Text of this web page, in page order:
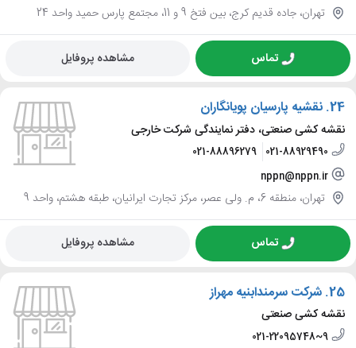
تهران، جاده قدیم کرج، بین فتخ 9 و 11، مجتمع پارس حمید واحد 24
تماس مشاهده پروفایل
24. نقشیه پارسیان پویانگاران
نقشه کشی صنعتی، دفتر نمایندگی شرکت خارجی
021-88929490
021-88896279
nppn@nppn.ir
تهران، منطقه 6، م. ولی عصر، مرکز تجارت ایرانیان، طبقه هشتم، واحد 9
تماس مشاهده پروفایل
25. شرکت سرمندابنیه مهراز
نقشه کشی صنعتی
021-22095748~9